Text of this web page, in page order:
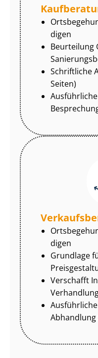
di­gen
Beurteilung
Schriftliche
Seiten)
di­gen
Grundlage
Verschafft
Abhandlung